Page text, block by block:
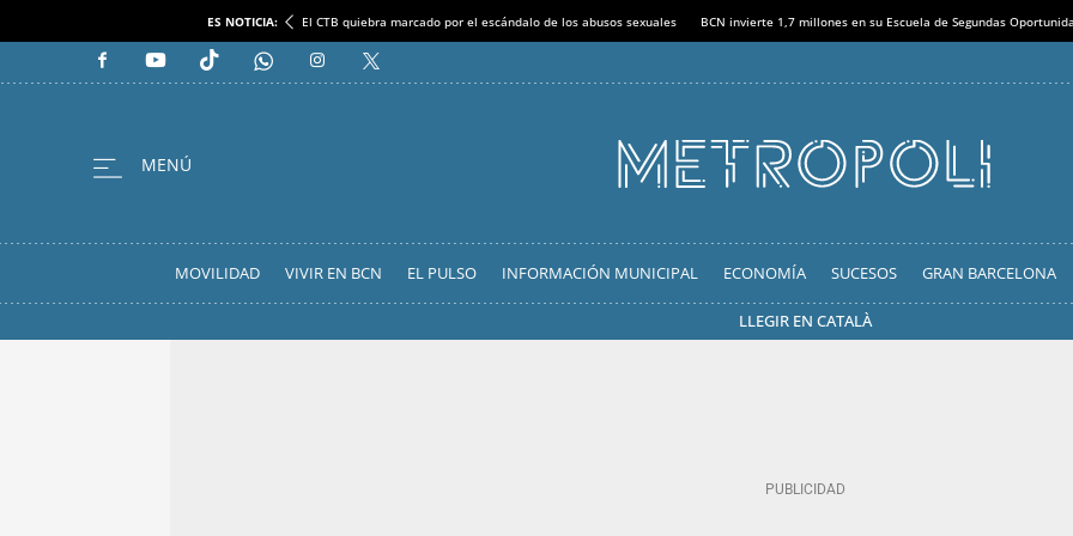
ES NOTICIA: El CTB quiebra marcado por el escándalo de los abusos sexuales BCN invierte 1,7 millones en su Escuela de Segundas
MOVILIDAD VIVIR EN BCN EL PULSO INFORMACIÓN MUNICIPAL ECONOMÍA SUCESOS GRAN BARCELONA
LLEGIR EN CATALÀ